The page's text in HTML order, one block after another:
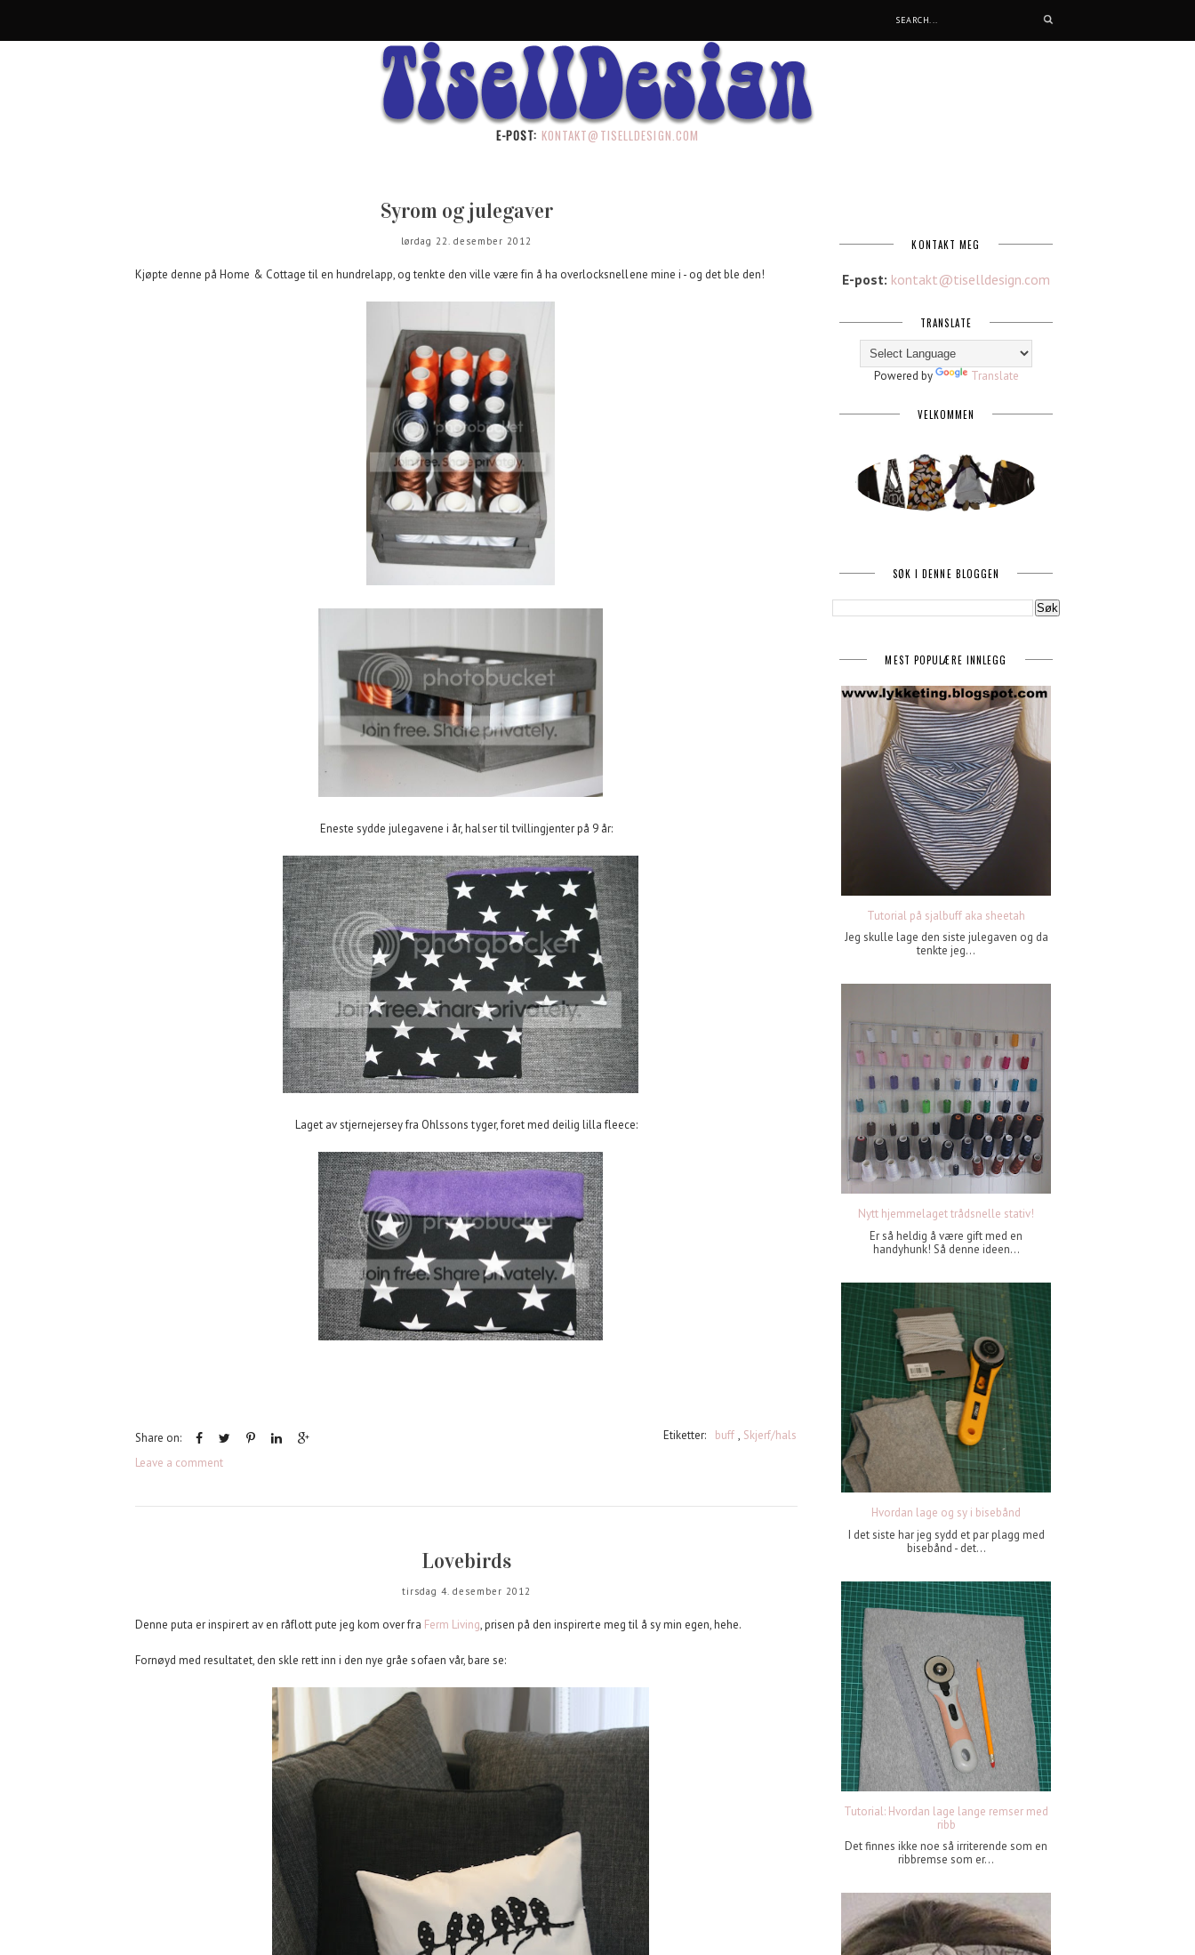
E-POST: KONTAKT@TISELLDESIGN.COM
Syrom og julegaver
lørdag 22. desember 2012
Kjøpte denne på Home & Cottage til en hundrelapp, og tenkte den ville være fin å ha overlocksnellene mine i - og det ble den!
Eneste sydde julegavene i år, halser til tvillingjenter på 9 år:
Laget av stjernejersey fra Ohlssons tyger, foret med deilig lilla fleece:
Share on:
Leave a comment
Etiketter: buff , Skjerf/hals
Lovebirds
tirsdag 4. desember 2012
Denne puta er inspirert av en råflott pute jeg kom over fra Ferm Living, prisen på den inspirerte meg til å sy min egen, hehe.
Fornøyd med resultatet, den skle rett inn i den nye gråe sofaen vår, bare se:
KONTAKT MEG
E-post: kontakt@tiselldesign.com
TRANSLATE
Powered by Translate
VELKOMMEN
SØK I DENNE BLOGGEN
MEST POPULÆRE INNLEGG
Tutorial på sjalbuff aka sheetah
Jeg skulle lage den siste julegaven og da
tenkte jeg...
Nytt hjemmelaget trådsnelle stativ!
Er så heldig å være gift med en
handyhunk! Så denne ideen...
Hvordan lage og sy i bisebånd
I det siste har jeg sydd et par plagg med
bisebånd - det...
Tutorial: Hvordan lage lange remser med
ribb
Det finnes ikke noe så irriterende som en
ribbremse som er...